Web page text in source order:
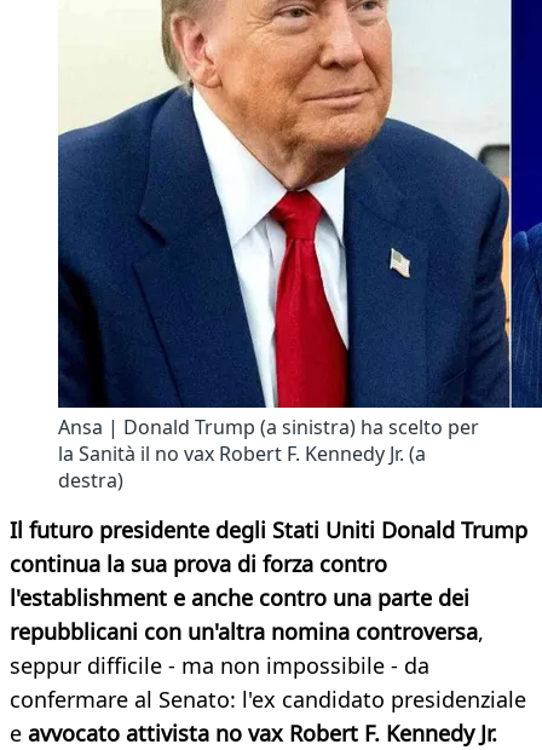
Ansa | Donald Trump (a sinistra) ha scelto per
la Sanità il no vax Robert F. Kennedy Jr. (a
destra)
Il futuro presidente degli Stati Uniti Donald Trump
continua la sua prova di forza contro
l'establishment e anche contro una parte dei
repubblicani con un'altra nomina controversa,
seppur difficile - ma non impossibile - da
confermare al Senato: l'ex candidato presidenziale
e avvocato attivista no vax Robert F. Kennedy Jr.